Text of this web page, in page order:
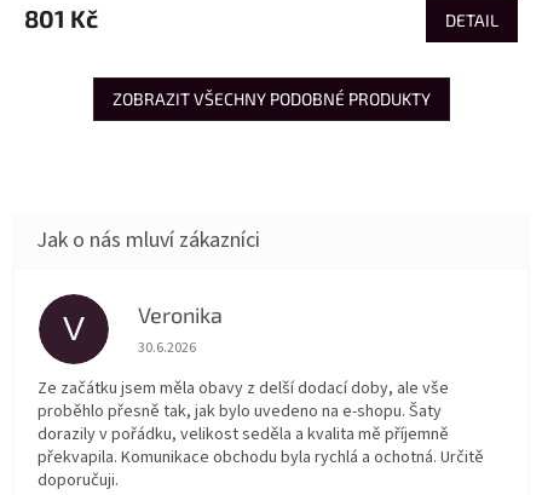
801 Kč DETAIL
ZOBRAZIT VŠECHNY PODOBNÉ PRODUKTY
V Veronika
Hodnocení obchodu je 5 z 5 hvězdiček.
30.6.2026
Ze začátku jsem měla obavy z delší dodací doby, ale vše
proběhlo přesně tak, jak bylo uvedeno na e-shopu. Šaty
dorazily v pořádku, velikost seděla a kvalita mě příjemně
překvapila. Komunikace obchodu byla rychlá a ochotná. Určitě
doporučuji.